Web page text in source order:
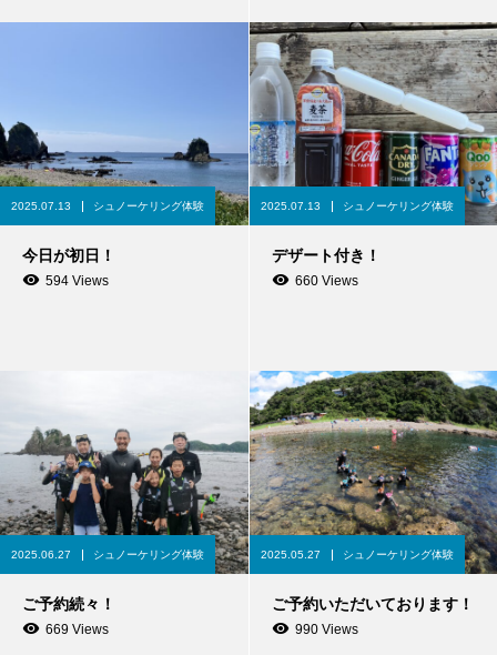
2025.07.13 シュノーケリング体験
今日が初日！
594 Views
2025.07.13 シュノーケリング体験
デザート付き！
660 Views
2025.06.27 シュノーケリング体験
ご予約続々！
669 Views
2025.05.27 シュノーケリング体験
ご予約いただいております！
990 Views